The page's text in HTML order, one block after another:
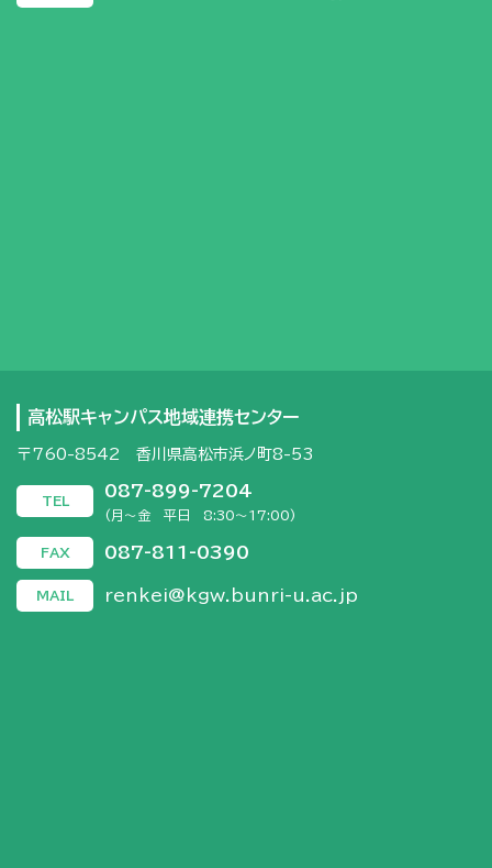
高松駅キャンパス地域連携センター
〒760-8542 香川県高松市浜ノ町8-53
TEL
087-899-7204
(月～金 平日 8:30～17:00)
FAX 087-811-0390
MAIL renkei@kgw.bunri-u.ac.jp